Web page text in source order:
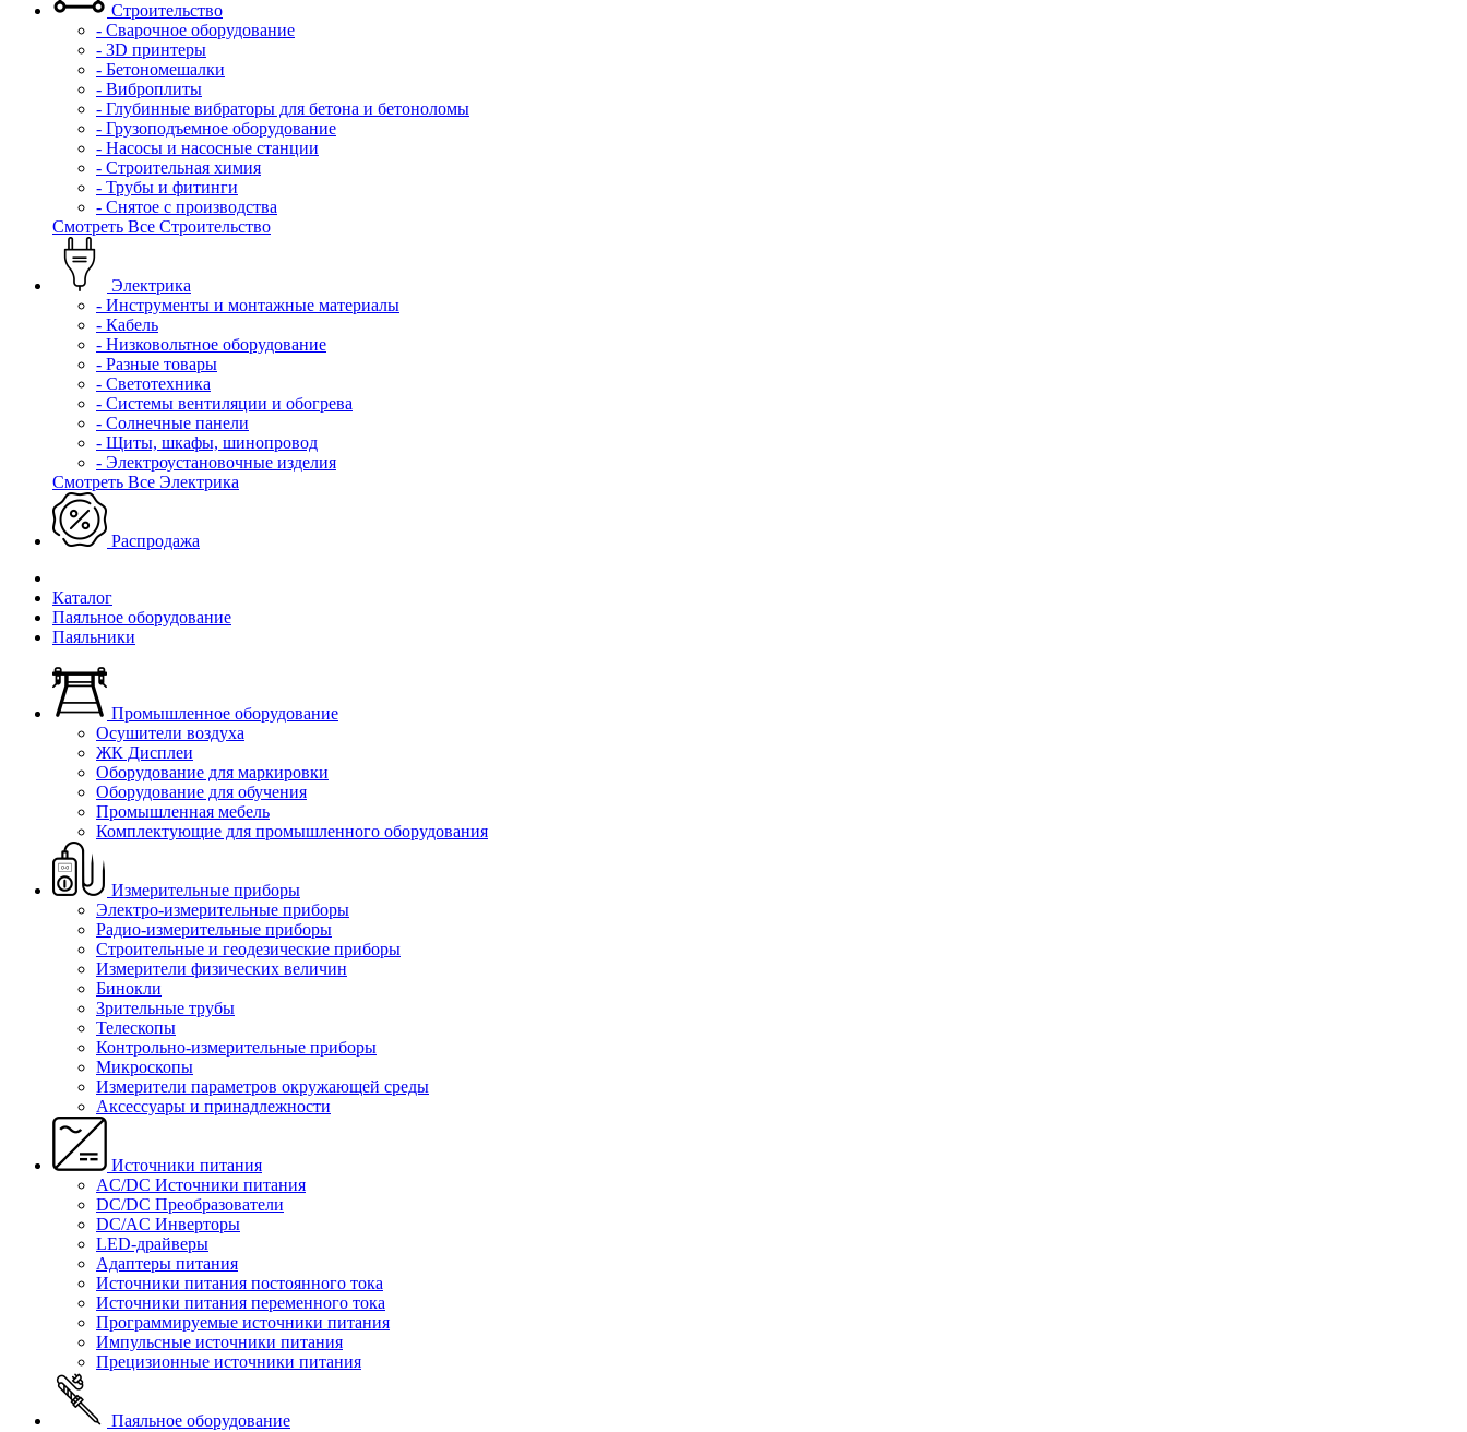
Строительство
- Сварочное оборудование
- 3D принтеры
- Бетономешалки
- Виброплиты
- Глубинные вибраторы для бетона и бетоноломы
- Грузоподъемное оборудование
- Насосы и насосные станции
- Строительная химия
- Трубы и фитинги
- Снятое с производства
Смотреть Все Строительство
Электрика
- Инструменты и монтажные материалы
- Кабель
- Низковольтное оборудование
- Разные товары
- Светотехника
- Системы вентиляции и обогрева
- Солнечные панели
- Щиты, шкафы, шинопровод
- Электроустановочные изделия
Смотреть Все Электрика
Распродажа
Каталог
Паяльное оборудование
Паяльники
Промышленное оборудование
Осушители воздуха
ЖК Дисплеи
Оборудование для маркировки
Оборудование для обучения
Промышленная мебель
Комплектующие для промышленного оборудования
Измерительные приборы
Электро-измерительные приборы
Радио-измерительные приборы
Строительные и геодезические приборы
Измерители физических величин
Бинокли
Зрительные трубы
Телескопы
Контрольно-измерительные приборы
Микроскопы
Измерители параметров окружающей среды
Аксессуары и принадлежности
Источники питания
AC/DC Источники питания
DC/DC Преобразователи
DC/AC Инверторы
LED-драйверы
Адаптеры питания
Источники питания постоянного тока
Источники питания переменного тока
Программируемые источники питания
Импульсные источники питания
Прецизионные источники питания
Паяльное оборудование